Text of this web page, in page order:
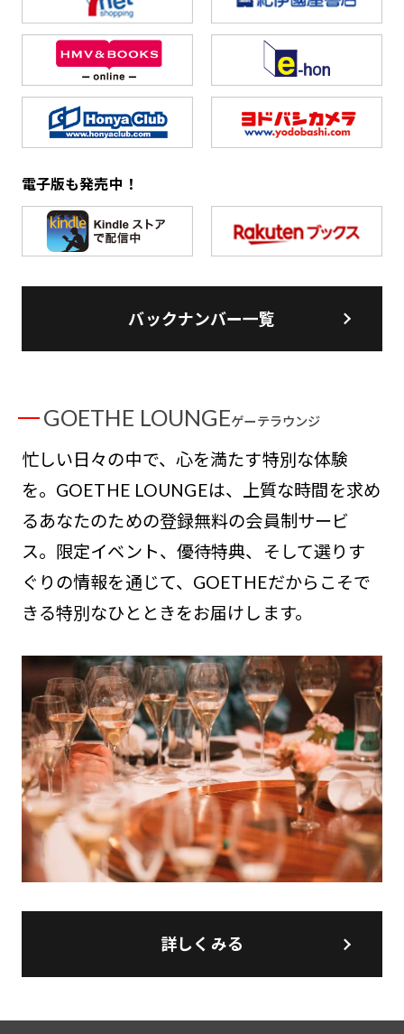
電子版も発売中！
バックナンバー一覧
GOETHE LOUNGEゲーテラウンジ
忙しい日々の中で、心を満たす特別な体験
を。GOETHE LOUNGEは、上質な時間を求め
るあなたのための登録無料の会員制サービ
ス。限定イベント、優待特典、そして選りす
ぐりの情報を通じて、GOETHEだからこそで
きる特別なひとときをお届けします。
詳しくみる